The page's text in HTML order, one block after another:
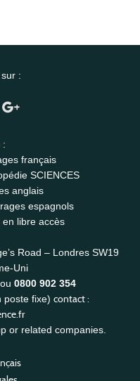
:
:
français
SCIENCES
anglais
espagnols
libre accès
Road – Londres SW19
Uni
ou 0800 902 354
poste fixe) contact :
or related companies.